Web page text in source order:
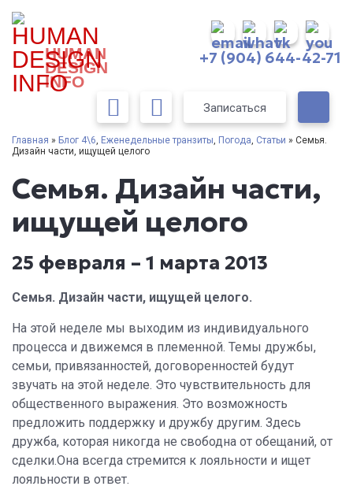
HUMAN
DESIGN
INFO
+7 (904) 644-42-71
Записаться
Главная » Блог 4\6, Еженедельные транзиты, Погода, Статьи » Семья.
Дизайн части, ищущей целого
Семья. Дизайн части,
ищущей целого
25 февраля – 1 марта 2013
Семья. Дизайн части, ищущей целого.
На этой неделе мы выходим из индивидуального
процесса и движемся в племенной. Темы дружбы,
семьи, привязанностей, договоренностей будут
звучать на этой неделе. Это чувствительность для
общественного выражения. Это возможность
предложить поддержку и дружбу другим. Здесь
дружба, которая никогда не свободна от обещаний, от
сделки.Она всегда стремится к лояльности и ищет
лояльности в ответ.